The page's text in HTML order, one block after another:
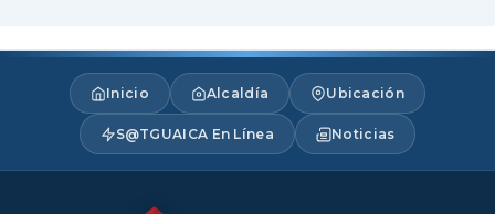
Inicio Alcaldía Ubicación
S@TGUAICA En Línea Noticias